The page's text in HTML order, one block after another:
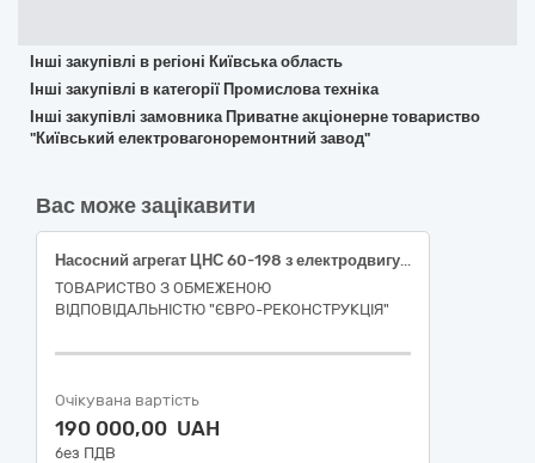
Інші закупівлі в регіоні Київська область
Інші закупівлі в категорії Промислова техніка
Інші закупівлі замовника Приватне акціонерне товариство
"Київський електровагоноремонтний завод"
Вас може зацікавити
Насосний агрегат ЦНС 60-198 з електродвигуном асихронним 55кВт
ТОВАРИСТВО З ОБМЕЖЕНОЮ
ВІДПОВІДАЛЬНІСТЮ "ЄВРО-РЕКОНСТРУКЦІЯ"
Очікувана вартість
190 000,00 UAH
без ПДВ